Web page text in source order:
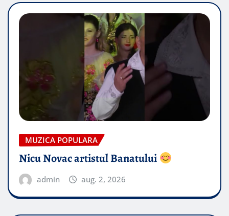
MUZICA POPULARA
Nicu Novac artistul Banatului
admin aug. 2, 2026